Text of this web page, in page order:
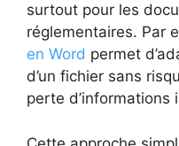
surtout pour les
réglementaires. Par
en Word permet
d’un fichier sans
perte d’informations